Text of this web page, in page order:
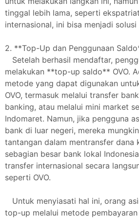
tinggal lebih lama, seperti
internasional, ini bisa menjadi
2. **Top-Up dan Penggunaan
Setelah berhasil mendaftar,
melakukan **top-up saldo** OVO.
metode yang dapat digunakan
OVO, termasuk melalui transfer
banking, atau melalui mini market
Indomaret. Namun, jika pengguna
bank di luar negeri, mereka
tantangan dalam mentransfer dana
sebagian besar bank lokal
transfer internasional secara
seperti OVO.
Untuk menyiasati hal ini, orang
top-up melalui metode